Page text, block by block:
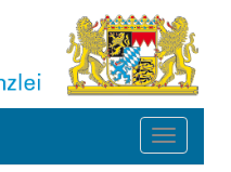
Toggle